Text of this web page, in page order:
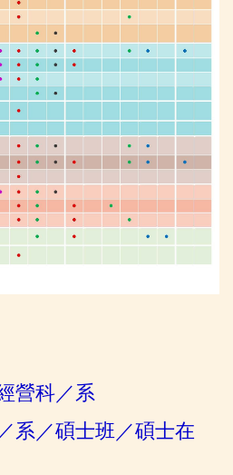
營科／系
系／碩士班／碩士在